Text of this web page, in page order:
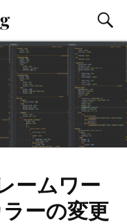
ームワー
ーの変更